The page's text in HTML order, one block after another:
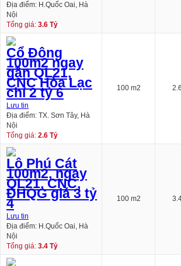
Địa điểm: H.Quốc Oai, Hà
Nội
Tổng giá: 3.6 Tỷ
Cổ Đông
100m2 ngay
gần QL21,
CNC Hòa Lạc
chỉ 2 tỷ 6
Lưu tin
Địa điểm: TX. Sơn Tây, Hà
Nội
Tổng giá: 2.6 Tỷ
100 m2
Lô Phú Cát
100m2, ngay
QL21, CNC,
ĐHQG giá 3 tỷ
4
Lưu tin
Địa điểm: H.Quốc Oai, Hà
Nội
Tổng giá: 3.4 Tỷ
100 m2